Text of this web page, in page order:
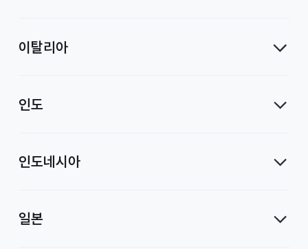
이탈리아
인도
인도네시아
일본